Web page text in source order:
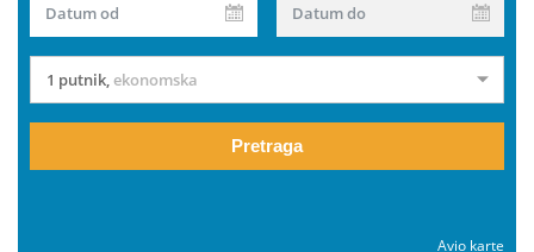
Datum od Datum do
1 putnik,ekonomska
Pretraga
Avio karte